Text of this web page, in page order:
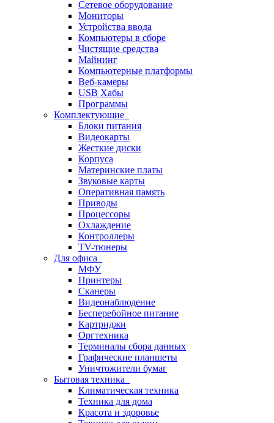
Сетевое оборудование
Мониторы
Устройства ввода
Компьютеры в сборе
Чистящие средства
Майнинг
Компьютерные платформы
Веб-камеры
USB Хабы
Программы
Комплектующие
Блоки питания
Видеокарты
Жесткие диски
Корпуса
Материнские платы
Звуковые карты
Оперативная память
Приводы
Процессоры
Охлаждение
Контроллеры
TV-тюнеры
Для офиса
МФУ
Принтеры
Сканеры
Видеонаблюдение
Бесперебойное питание
Картриджи
Оргтехника
Терминалы сбора данных
Графические планшеты
Уничтожители бумаг
Бытовая техника
Климатическая техника
Техника для дома
Красота и здоровье